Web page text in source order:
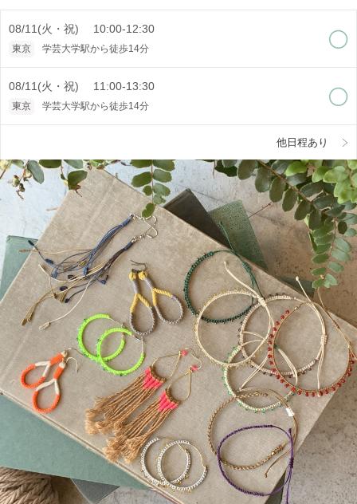
08/11(火・祝) 10:00-12:30
東京 学芸大学駅から徒歩14分
08/11(火・祝) 11:00-13:30
東京 学芸大学駅から徒歩14分
他日程あり